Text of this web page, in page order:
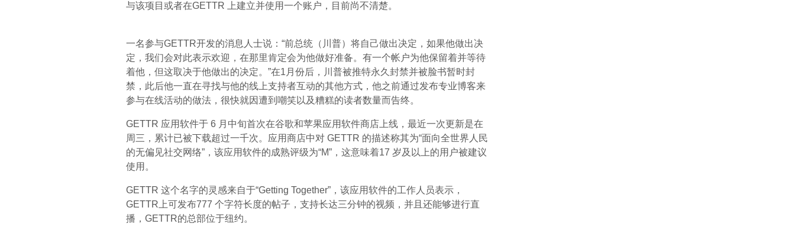
与该项目或者在GETTR 上建立并使用一个账户，目前尚不清楚。
一名参与GETTR开发的消息人士说：“前总统（川普）将自己做出决定，如果他做出决
定，我们会对此表示欢迎，在那里肯定会为他做好准备。有一个帐户为他保留着并等待
着他，但这取决于他做出的决定。”在1月份后，川普被推特永久封禁并被脸书暂时封
禁，此后他一直在寻找与他的线上支持者互动的其他方式，他之前通过发布专业博客来
参与在线活动的做法，很快就因遭到嘲笑以及糟糕的读者数量而告终。
GETTR 应用软件于 6 月中旬首次在谷歌和苹果应用软件商店上线，最近一次更新是在
周三，累计已被下载超过一千次。应用商店中对 GETTR 的描述称其为“面向全世界人民
的无偏见社交网络”，该应用软件的成熟评级为“M”，这意味着17 岁及以上的用户被建议
使用。
GETTR 这个名字的灵感来自于“Getting Together”，该应用软件的工作人员表示，
GETTR上可发布777 个字符长度的帖子，支持长达三分钟的视频，并且还能够进行直
播，GETTR的总部位于纽约。